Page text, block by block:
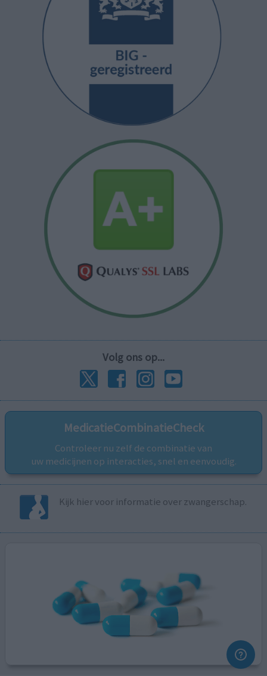
Volg ons op...
MedicatieCombinatieCheck
Controleer nu zelf de combinatie van
uw medicijnen op interacties, snel en eenvoudig.
Kijk hier voor informatie over zwangerschap.